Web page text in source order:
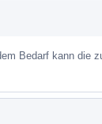
Bedarf kann die